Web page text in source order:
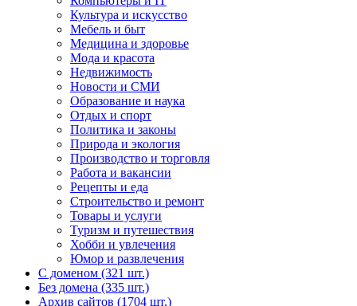
Культура и искусство
Мебель и быт
Медицина и здоровье
Мода и красота
Недвижимость
Новости и СМИ
Образование и наука
Отдых и спорт
Политика и законы
Природа и экология
Производство и торговля
Работа и вакансии
Рецепты и еда
Строительство и ремонт
Товары и услуги
Туризм и путешествия
Хобби и увлечения
Юмор и развлечения
С доменом (321 шт.)
Без домена (335 шт.)
Архив сайтов (1704 шт.)